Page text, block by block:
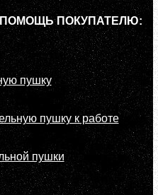
ПОКУПАТЕЛЮ:
пушку
пушку к работе
пушки